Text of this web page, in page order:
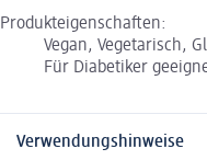
Produkteigenschaften:
Vegan, Vegetarisch,
Für Diabetiker
Verwendungshinweise